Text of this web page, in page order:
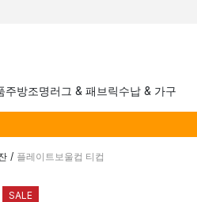
주방조명러그 & 패브릭수납 & 가구
/ 플레이트보울컵 티컵
SALE